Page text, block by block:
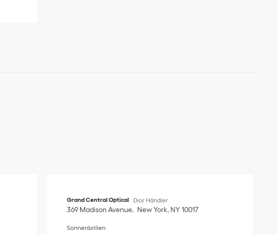
Grand Central Optical Dior Händler
369 Madison Avenue New York, NY10017
Sonnenbrillen